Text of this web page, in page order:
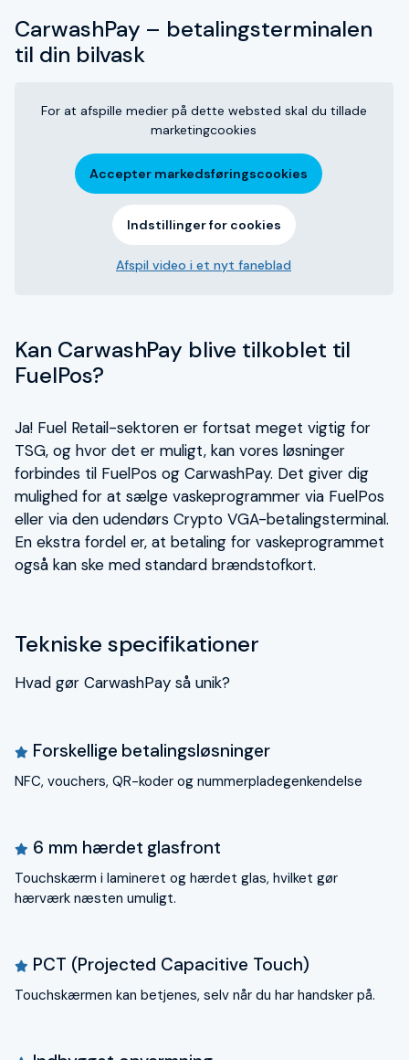
CarwashPay – betalingsterminalen
til din bilvask
For at afspille medier på dette websted skal du tillade
marketingcookies
Accepter markedsføringscookies
Indstillinger for cookies
Afspil video i et nyt faneblad
Kan CarwashPay blive tilkoblet til
FuelPos?
Ja! Fuel Retail-sektoren er fortsat meget vigtig for
TSG, og hvor det er muligt, kan vores løsninger
forbindes til FuelPos og CarwashPay. Det giver dig
mulighed for at sælge vaskeprogrammer via FuelPos
eller via den udendørs Crypto VGA-betalingsterminal.
En ekstra fordel er, at betaling for vaskeprogrammet
også kan ske med standard brændstofkort.
Tekniske specifikationer
Hvad gør CarwashPay så unik?
Forskellige betalingsløsninger
NFC, vouchers, QR-koder og nummerpladegenkendelse
6 mm hærdet glasfront
Touchskærm i lamineret og hærdet glas, hvilket gør
hærværk næsten umuligt.
PCT (Projected Capacitive Touch)
Touchskærmen kan betjenes, selv når du har handsker på.